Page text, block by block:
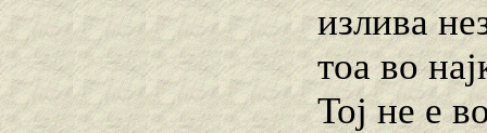
излива
тоа во
Тој не е